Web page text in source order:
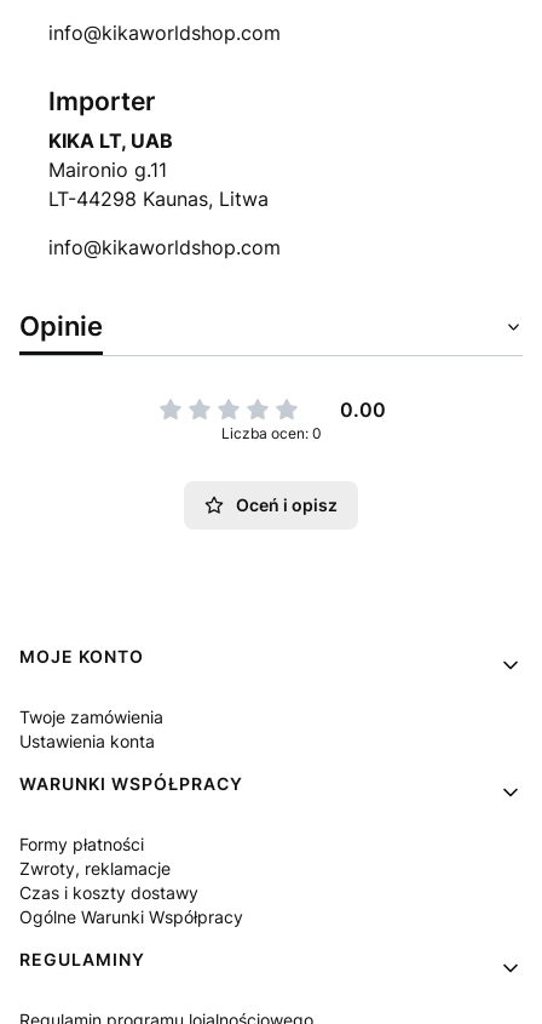
info@kikaworldshop.com
Importer
KIKA LT, UAB
Maironio g.11
LT-44298 Kaunas, Litwa
info@kikaworldshop.com
Opinie
0.00
Liczba ocen: 0
Oceń i opisz
Linki w stopce
MOJE KONTO
Twoje zamówienia
Ustawienia konta
WARUNKI WSPÓŁPRACY
Formy płatności
Zwroty, reklamacje
Czas i koszty dostawy
Ogólne Warunki Współpracy
REGULAMINY
Regulamin programu lojalnościowego